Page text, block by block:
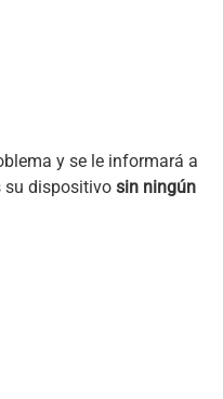
y se le informará a
su dispositivo sin ningún